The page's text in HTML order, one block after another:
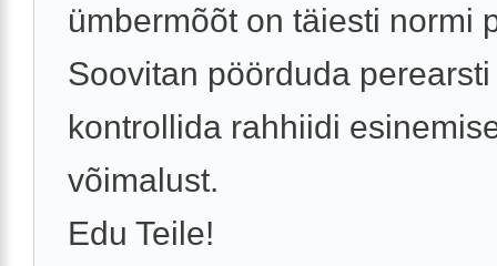
ümbermõõt on täiesti normi
Soovitan pöörduda
kontrollida rahhiidi
võimalust.
Edu Teile!